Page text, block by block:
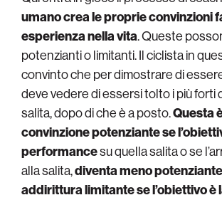
umano crea le proprie convinzioni
esperienza nella vita. Queste
potenzianti o limitanti. Il ciclista in
convinto che per dimostrare di
deve vedere di essersi tolto i più forti
salita, dopo di che è a posto.Questa
convinzione potenziante se
performancesu quella salita o se
alla salita,diventa meno
addirittura limitante se l’obiettivo è